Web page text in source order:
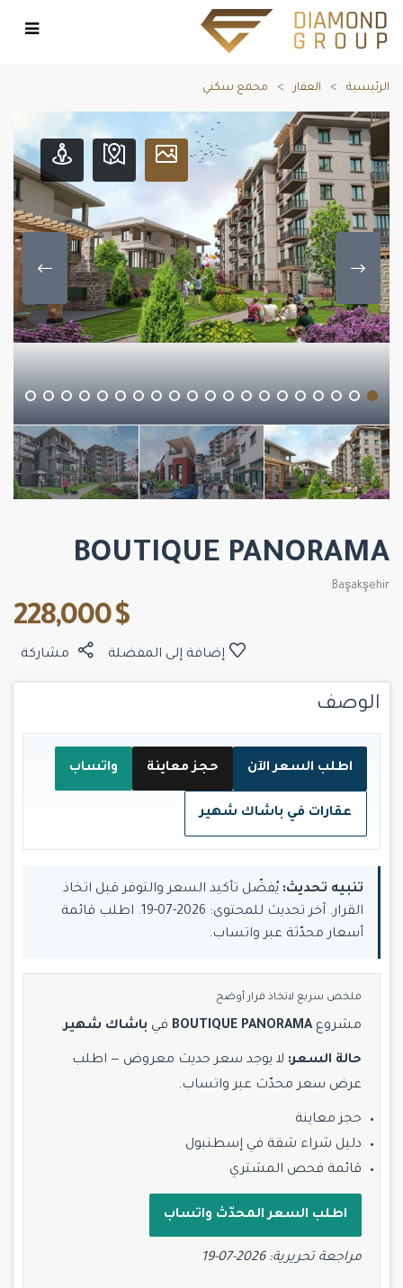
الرئيسية العقار مجمع سكني
BOUTIQUE PANORAMA
Başakşehir
$ 228,000
مشاركة إضافة إلى المفضلة
الوصف
اطلب السعر الآن حجز معاينة واتساب
عقارات في باشاك شهير
تنبيه تحديث: يُفضّل تأكيد السعر والتوفر قبل اتخاذ
القرار. آخر تحديث للمحتوى: 2026-07-19. اطلب قائمة
أسعار محدّثة عبر واتساب.
ملخص سريع لاتخاذ قرار أوضح
مشروعBOUTIQUE PANORAMA في باشاك شهير.
حالة السعر: لا يوجد سعر حديث معروض — اطلب
عرض سعر محدّث عبر واتساب.
حجز معاينة
دليل شراء شقة في إسطنبول
قائمة فحص المشتري
اطلب السعر المحدّث واتساب
مراجعة تحريرية: 2026-07-19